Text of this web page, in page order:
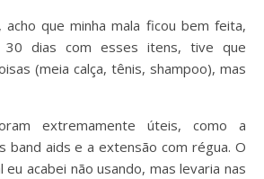
que minha mala ficou bem feita,
30 dias com esses itens, tive que
(meia calça, tênis, shampoo), mas
extremamente úteis, como a
band aids e a extensão com régua. O
acabei não usando, mas levaria nas